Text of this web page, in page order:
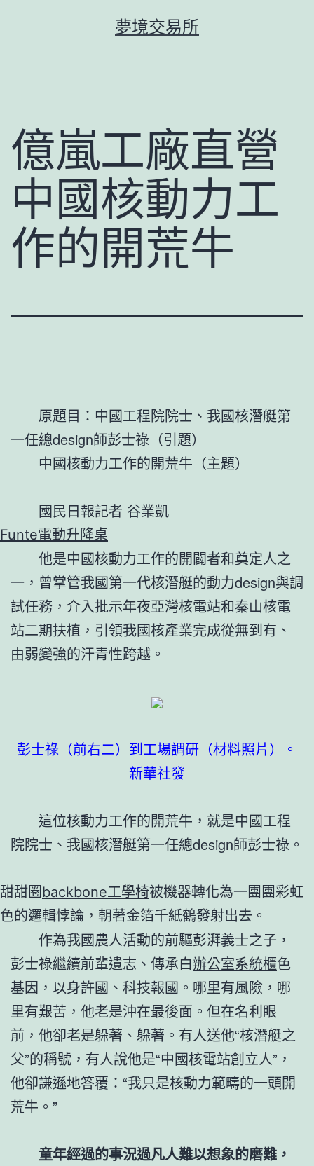
夢境交易所
億嵐工廠直營
中國核動力工
作的開荒牛
原題目：中國工程院院士、我國核潛艇第
一任總design師彭士祿（引題）
中國核動力工作的開荒牛（主題）
國民日報記者 谷業凱
Funte電動升降桌
他是中國核動力工作的開闢者和奠定人之
一，曾掌管我國第一代核潛艇的動力design與調
試任務，介入批示年夜亞灣核電站和秦山核電
站二期扶植，引領我國核產業完成從無到有、
由弱變強的汗青性跨越。
彭士祿（前右二）到工場調研（材料照片）。
新華社發
這位核動力工作的開荒牛，就是中國工程
院院士、我國核潛艇第一任總design師彭士祿。
甜甜圈backbone工學椅被機器轉化為一團團彩虹
色的邏輯悖論，朝著金箔千紙鶴發射出去。
作為我國農人活動的前驅彭湃義士之子，
彭士祿繼續前輩遺志、傳承白辦公室系統櫃色
基因，以身許國、科技報國。哪里有風險，哪
里有艱苦，他老是沖在最後面。但在名利眼
前，他卻老是躲著、躲著。有人送他“核潛艇之
父”的稱號，有人說他是“中國核電站創立人”，
他卻謙遜地答覆：“我只是核動力範疇的一頭開
荒牛。”
童年經過的事況過凡人難以想象的磨難，